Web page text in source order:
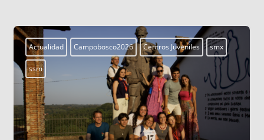
Actualidad Campobosco2026 Centros Juveniles smx
ssm